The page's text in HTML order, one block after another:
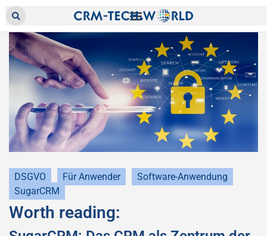
DSGVO Für Anwender
Software-Anwendung
SugarCRM
Worth reading: